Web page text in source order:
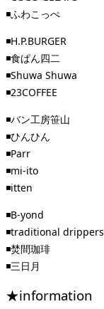
◾️ふわこっぺ
◾️H.P.BURGER
◾️食ぱん四二
◾️Shuwa Shuwa
◾️23COFFEE
◾️バン工房笹山
◾️ひんひん
◾️Parr
◾️mi-ito
◾️itten
◾️B-yond
◾️traditional drippers
◾️焚間珈琲
◾️三日月
★information